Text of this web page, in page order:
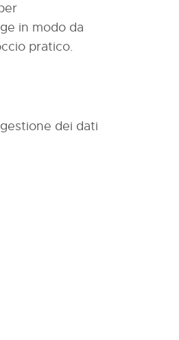
in modo da
pratico.
dei dati